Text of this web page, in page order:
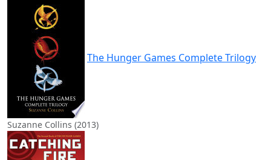
The Hunger Games Complete Trilogy
Suzanne Collins (2013)